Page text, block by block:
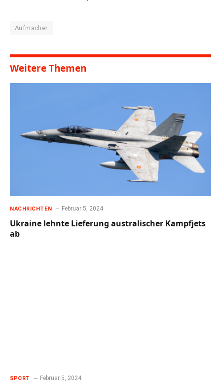
Aufmacher
Weitere Themen
NACHRICHTEN Februar 5, 2024
Ukraine lehnte Lieferung australischer Kampfjets
ab
SPORT Februar 5, 2024